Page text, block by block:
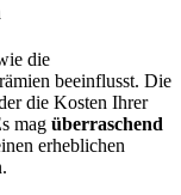
die
beeinflusst. Die
die Kosten Ihrer
mag überraschend
erheblichen